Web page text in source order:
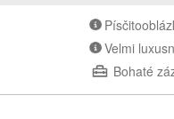
Velmi
Bohaté